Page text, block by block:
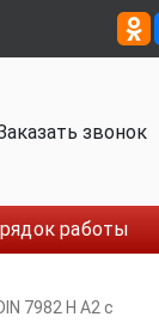
звонок
работы
7982 H A2 с